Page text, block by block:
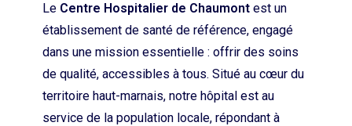
Le Centre Hospitalier de Chaumont est un
établissement de santé de référence, engagé
dans une mission essentielle : offrir des soins
de qualité, accessibles à tous. Situé au cœur du
territoire haut-marnais, notre hôpital est au
service de la population locale, répondant à